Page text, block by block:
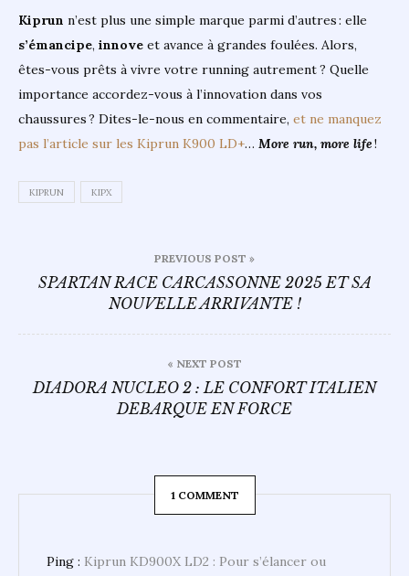
Kiprun n’est plus une simple marque parmi d’autres : elle
s’émancipe, innove et avance à grandes foulées. Alors,
êtes-vous prêts à vivre votre running autrement ? Quelle
importance accordez-vous à l’innovation dans vos
chaussures ? Dites-le-nous en commentaire, et ne manquez
pas l’article sur les Kiprun K900 LD+… More run, more life!
KIPRUN KIPX
de
l’article
PREVIOUS POST »
SPARTAN RACE CARCASSONNE 2025 ET SA
NOUVELLE ARRIVANTE !
« NEXT POST
DIADORA NUCLEO 2 : LE CONFORT ITALIEN
DEBARQUE EN FORCE
1 COMMENT
Ping : Kiprun KD900X LD2 : Pour s’élancer ou